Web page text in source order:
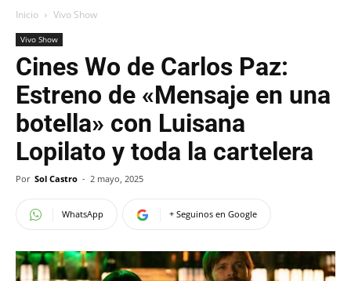
Inicio Vivo Show
Vivo Show
Cines Wo de Carlos Paz:
Estreno de «Mensaje en una
botella» con Luisana
Lopilato y toda la cartelera
Por Sol Castro - 2 mayo, 2025
WhatsApp + Seguinos en Google